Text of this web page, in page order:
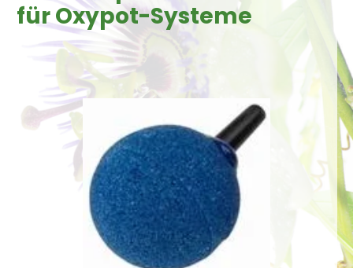
für Oxypot-Systeme
Bildergalerie überspringen